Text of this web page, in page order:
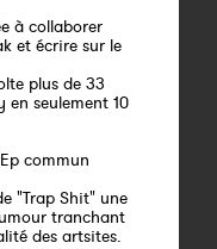
à collaborer
et écrire sur le
plus de 33
en seulement 10
commun
"Trap Shit" une
tranchant
des artsites.